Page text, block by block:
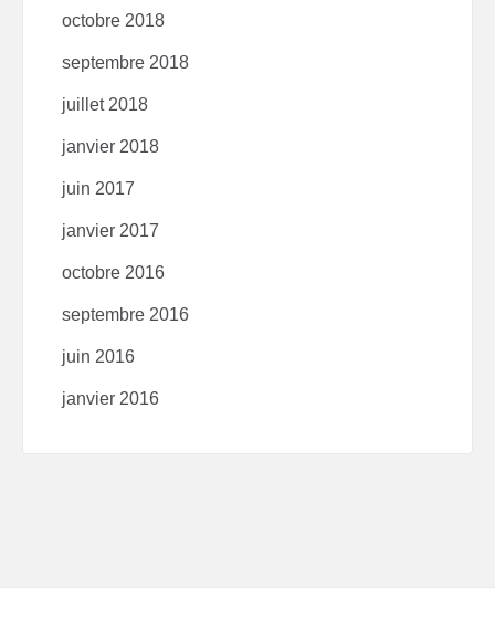
octobre 2018
septembre 2018
juillet 2018
janvier 2018
juin 2017
janvier 2017
octobre 2016
septembre 2016
juin 2016
janvier 2016